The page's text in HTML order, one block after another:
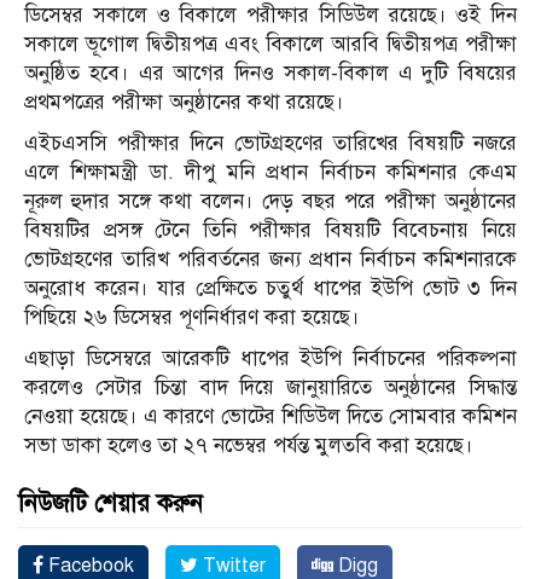
ডিসেম্বর সকালে ও বিকালে পরীক্ষার সিডিউল রয়েছে। ওই দিন
সকালে ভূগোল দ্বিতীয়পত্র এবং বিকালে আরবি দ্বিতীয়পত্র পরীক্ষা
অনুষ্ঠিত হবে। এর আগের দিনও সকাল-বিকাল এ দুটি বিষয়ের
প্রথমপত্রের পরীক্ষা অনুষ্ঠানের কথা রয়েছে।
এইচএসসি পরীক্ষার দিনে ভোটগ্রহণের তারিখের বিষয়টি নজরে
এলে শিক্ষামন্ত্রী ডা. দীপু মনি প্রধান নির্বাচন কমিশনার কেএম
নূরুল হুদার সঙ্গে কথা বলেন। দেড় বছর পরে পরীক্ষা অনুষ্ঠানের
বিষয়টির প্রসঙ্গ টেনে তিনি পরীক্ষার বিষয়টি বিবেচনায় নিয়ে
ভোটগ্রহণের তারিখ পরিবর্তনের জন্য প্রধান নির্বাচন কমিশনারকে
অনুরোধ করেন। যার প্রেক্ষিতে চতুর্থ ধাপের ইউপি ভোট ৩ দিন
পিছিয়ে ২৬ ডিসেম্বর পূণনির্ধারণ করা হয়েছে।
এছাড়া ডিসেম্বরে আরেকটি ধাপের ইউপি নির্বাচনের পরিকল্পনা
করলেও সেটার চিন্তা বাদ দিয়ে জানুয়ারিতে অনুষ্ঠানের সিদ্ধান্ত
নেওয়া হয়েছে। এ কারণে ভোটের শিডিউল দিতে সোমবার কমিশন
সভা ডাকা হলেও তা ২৭ নভেম্বর পর্যন্ত মুলতবি করা হয়েছে।
নিউজটি শেয়ার করুন
Facebook Twitter Digg